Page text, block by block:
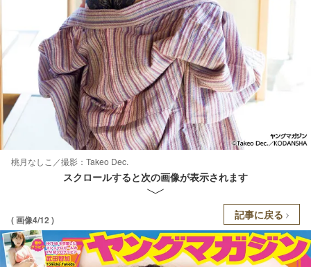
桃月なしこ／撮影：Takeo Dec.
スクロールすると次の画像が表示されます
( 画像4/12 ) 記事に戻る